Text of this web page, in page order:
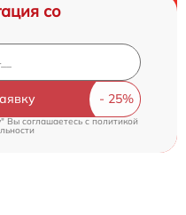
со
Вы соглашаетесь c политикой